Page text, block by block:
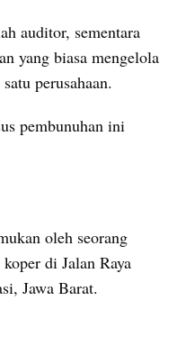
auditor, sementara
yang biasa mengelola
perusahaan.
pembunuhan ini
oleh seorang
di Jalan Raya
Jawa Barat.